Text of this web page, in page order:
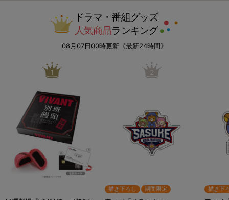
ドラマ・番組グッズ
人気商品ランキング
08月07日00時更新《最新24時間》
1 2
描き下ろし 期間限定 描き下